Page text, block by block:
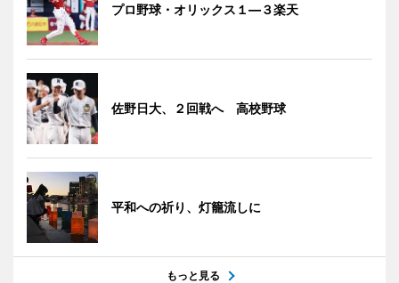
プロ野球・オリックス１―３楽天
佐野日大、２回戦へ 高校野球
平和への祈り、灯籠流しに
もっと見る